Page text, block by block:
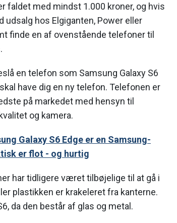
faldet med mindst 1.000 kroner, og hvis
udsalg hos Elgiganten, Power eller
finde en af ovenstående telefoner til
en telefon som Samsung Galaxy S6
have dig en ny telefon. Telefonen er
på markedet med hensyn til
og kamera.
Galaxy S6 Edge er en Samsung-
er flot - og hurtig
har tidligere været tilbøjelige til at gå i
plastikken er krakeleret fra kanterne.
da den består af glas og metal.